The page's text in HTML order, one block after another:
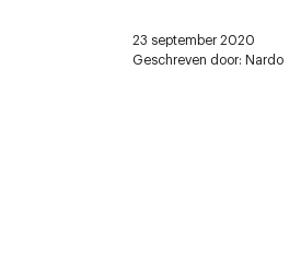
23 september 2020
Geschreven door: Nardo